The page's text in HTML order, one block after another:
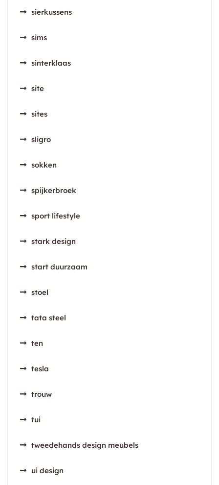
sierkussens
sims
sinterklaas
site
sites
sligro
sokken
spijkerbroek
sport lifestyle
stark design
start duurzaam
stoel
tata steel
ten
tesla
trouw
tui
tweedehands design meubels
ui design